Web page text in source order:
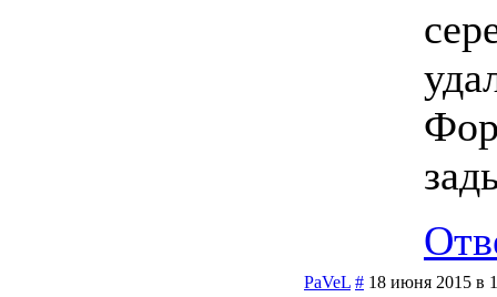
PaVeL # 18 июня 2015 в